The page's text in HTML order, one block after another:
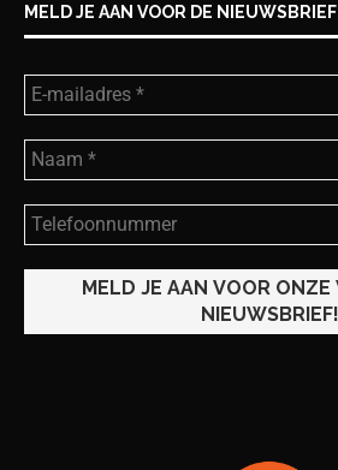
MELD JE AAN VOOR DE NIEUWSBRIEF